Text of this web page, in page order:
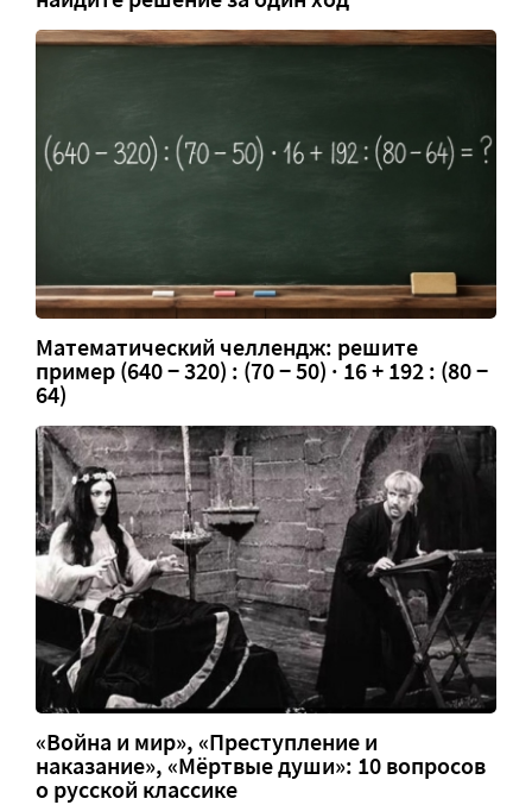
Математический челлендж: решите
пример (640 − 320) : (70 − 50) · 16 + 192 : (80 −
64)
«Война и мир», «Преступление и
наказание», «Мёртвые души»: 10 вопросов
о русской классике